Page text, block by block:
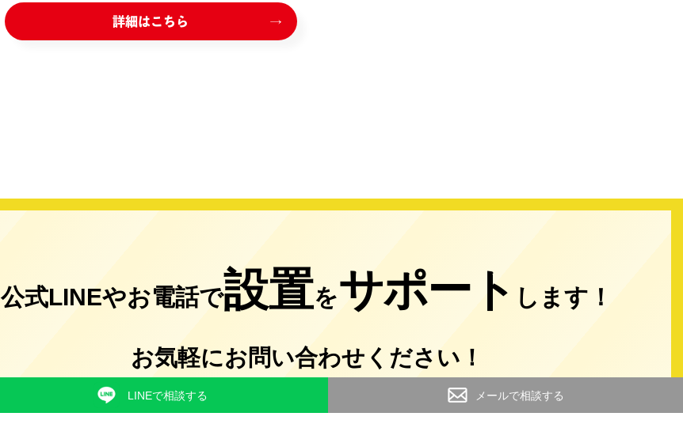
LINEで相談する メールで相談する
詳細はこちら
公式LINEやお電話で設置をサポート します！
お気軽にお問い合わせください！